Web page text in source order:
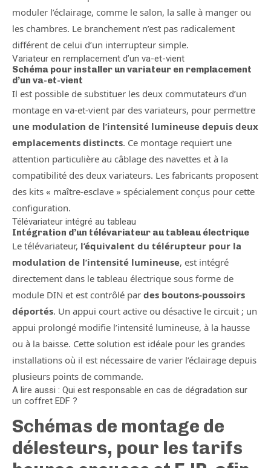
moduler l’éclairage, comme le salon, la salle à manger ou
les chambres. Le branchement n’est pas radicalement
différent de celui d’un interrupteur simple.
Variateur en remplacement d’un va-et-vient
Schéma pour installer un variateur en remplacement
d’un va-et-vient
Il est possible de substituer les deux commutateurs d’un
montage en va-et-vient par des variateurs, pour permettre
une modulation de l’intensité lumineuse depuis deux
emplacements distincts. Ce montage requiert une
attention particulière au câblage des navettes et à la
compatibilité des deux variateurs. Les fabricants proposent
des kits « maître-esclave » spécialement conçus pour cette
configuration.
Télévariateur intégré au tableau
Intégration d’un télévariateur au tableau électrique
Le télévariateur, l’équivalent du télérupteur pour la
modulation de l’intensité lumineuse, est intégré
directement dans le tableau électrique sous forme de
module DIN et est contrôlé par des boutons-poussoirs
déportés. Un appui court active ou désactive le circuit ; un
appui prolongé modifie l’intensité lumineuse, à la hausse
ou à la baisse. Cette solution est idéale pour les grandes
installations où il est nécessaire de varier l’éclairage depuis
plusieurs points de commande.
A lire aussi : Qui est responsable en cas de dégradation sur
un coffret EDF ?
Schémas de montage de
délesteurs, pour les tarifs